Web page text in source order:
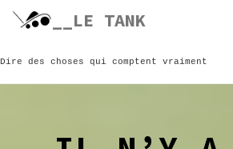
Skip
__LE TANK
Dire des choses qui comptent vraiment